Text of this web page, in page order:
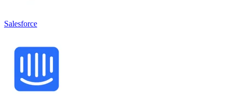
Salesforce